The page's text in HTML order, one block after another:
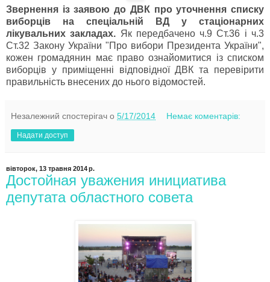
Звернення із заявою до ДВК про уточнення списку
виборців на спеціальній ВД у стаціонарних
лікувальних закладах. Як передбачено ч.9 Ст.36 і ч.3
Ст.32 Закону України "Про вибори Президента України",
кожен громадянин має право ознайомитися із списком
виборців у приміщенні відповідної ДВК та перевірити
правильність внесених до нього відомостей.
Незалежний спостерігач о 5/17/2014 Немає коментарів:
Надати доступ
вівторок, 13 травня 2014 р.
Достойная уважения инициатива
депутата областного совета